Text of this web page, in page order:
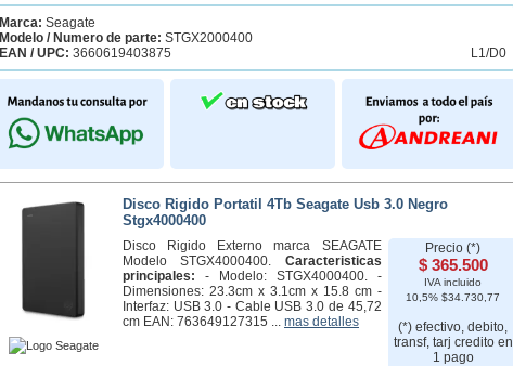
Marca: Seagate
Modelo / Numero de parte: STGX2000400
EAN / UPC: 3660619403875 L1/D0
Disco Rigido Portatil 4Tb Seagate Usb 3.0 Negro
Stgx4000400
Disco Rigido Externo marca SEAGATE
Modelo STGX4000400. Caracteristicas
principales: - Modelo: STGX4000400. -
Dimensiones: 23.3cm x 3.1cm x 15.8 cm -
Interfaz: USB 3.0 - Cable USB 3.0 de 45,72
cm EAN: 763649127315 ... mas detalles
Precio (*)
$ 365.500
IVA incluido
10,5% $34.730,77
(*) efectivo, debito,
transf, tarj credito en
1 pago